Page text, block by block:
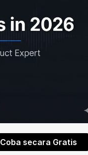
Coba secara Gratis